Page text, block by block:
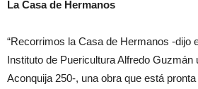
La Casa de Hermanos
“Recorrimos la Casa de Hermanos -dijo
Instituto de Puericultura Alfredo Guzmán
Aconquija 250-, una obra que está